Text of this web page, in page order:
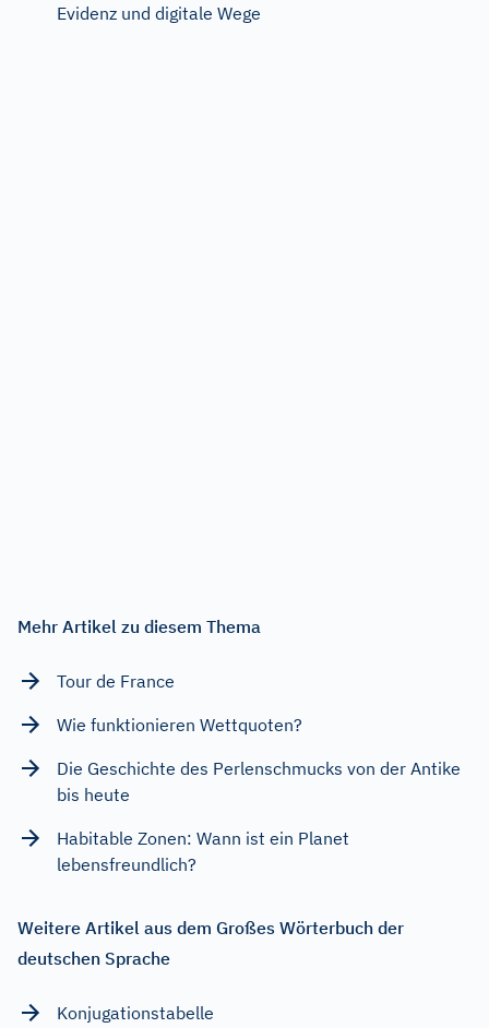
Evidenz und digitale Wege
Mehr Artikel zu diesem Thema
Tour de France
Wie funktionieren Wettquoten?
Die Geschichte des Perlenschmucks von der Antike
bis heute
Habitable Zonen: Wann ist ein Planet
lebensfreundlich?
Weitere Artikel aus dem Großes Wörterbuch der
deutschen Sprache
Konjugationstabelle